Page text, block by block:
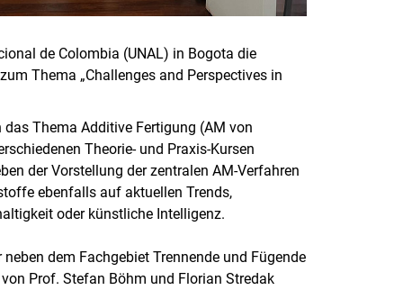
de Colombia (UNAL) in Bogota die
Thema „Challenges and Perspectives in
Thema Additive Fertigung (AM von
Theorie- und Praxis-Kursen
der Vorstellung der zentralen AM-Verfahren
ebenfalls auf aktuellen Trends,
oder künstliche Intelligenz.
dem Fachgebiet Trennende und Fügende
Prof. Stefan Böhm und Florian Stredak